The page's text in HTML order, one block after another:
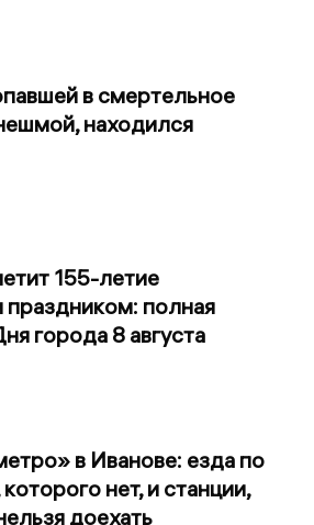
в смертельное
находился
155-летие
полная
города 8 августа
в Иванове: езда по
нет, и станции,
доехать